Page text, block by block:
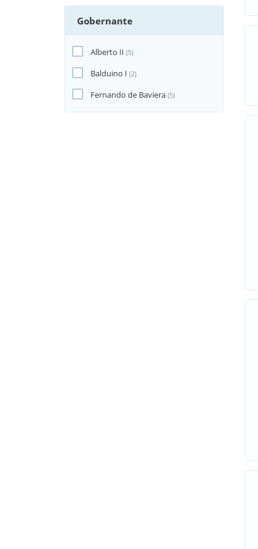
Gobernante
Alberto II (5)
Balduino I (2)
Fernando de Baviera (5)